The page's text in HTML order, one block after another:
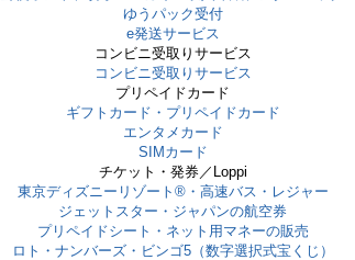
ゆうパック受付
e発送サービス
コンビニ受取りサービス
コンビニ受取りサービス
プリペイドカード
ギフトカード・プリペイドカード
エンタメカード
SIMカード
チケット・発券／Loppi
東京ディズニーリゾート®・⾼速バス・レジャー
ジェットスター・ジャパンの航空券
プリペイドシート・ネット用マネーの販売
ロト・ナンバーズ・ビンゴ5（数字選択式宝くじ）